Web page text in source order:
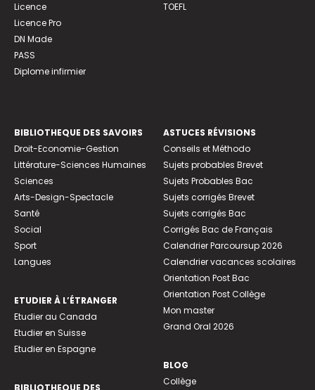
Licence
Licence Pro
DN Made
PASS
Diplome infirmier
TOEFL
BIBLIOTHEQUE DES SAVOIRS
Droit-Economie-Gestion
Littérature-Sciences Humaines
Sciences
Arts-Design-Spectacle
Santé
Social
Sport
Langues
ETUDIER À L’ÉTRANGER
Etudier au Canada
Etudier en Suisse
Etudier en Espagne
ASTUCES RÉVISIONS
Conseils et Méthodo
Sujets probables Brevet
Sujets Probables Bac
Sujets corrigés Brevet
Sujets corrigés Bac
Corrigés Bac de Français
Calendrier Parcoursup 2026
Calendrier vacances scolaires
Orientation Post Bac
Orientation Post Collège
Mon master
Grand Oral 2026
BLOG
Collège